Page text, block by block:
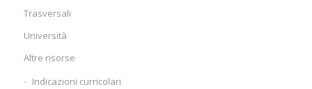
Trasversali
Università
Altre risorse
Indicazioni curricolari